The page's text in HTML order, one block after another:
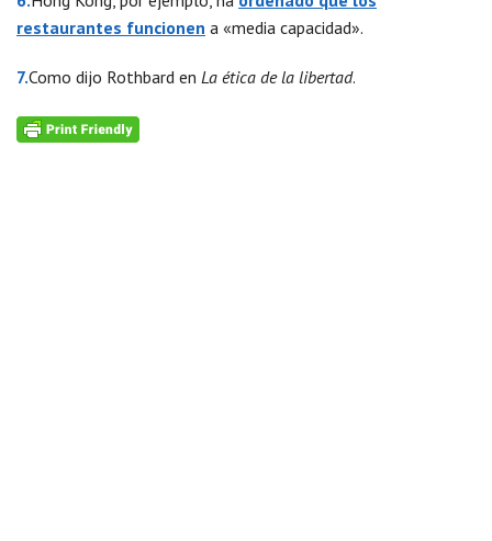
restaurantes funcionen a «media capacidad».
7.Como dijo Rothbard en La ética de la libertad.